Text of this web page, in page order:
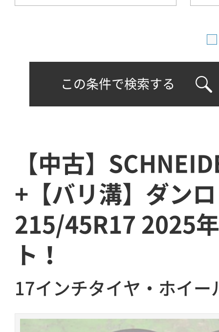
この条件で検索する
【中古】
+【バリ溝】ダン
215/45R17 2025
ト！
17インチタイヤ・ホイー